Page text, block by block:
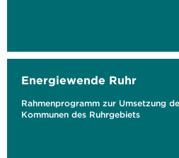
Energiewende Ruhr
Rahmenprogramm zur Umsetzung
Kommunen des Ruhrgebiets